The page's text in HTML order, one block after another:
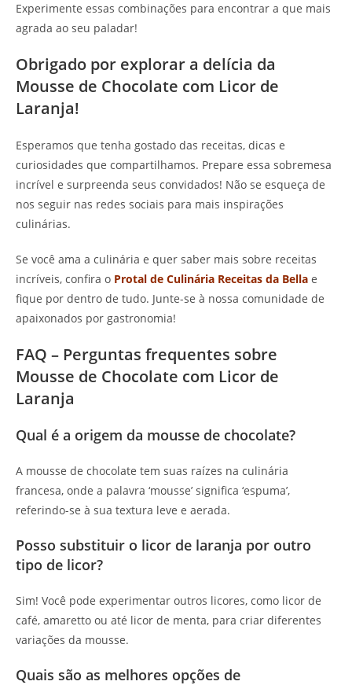
Experimente essas combinações para encontrar a que mais
agrada ao seu paladar!
Obrigado por explorar a delícia da
Mousse de Chocolate com Licor de
Laranja!
Esperamos que tenha gostado das receitas, dicas e
curiosidades que compartilhamos. Prepare essa sobremesa
incrível e surpreenda seus convidados! Não se esqueça de
nos seguir nas redes sociais para mais inspirações
culinárias.
Se você ama a culinária e quer saber mais sobre receitas
incríveis, confira o Protal de Culinária Receitas da Bella e
fique por dentro de tudo. Junte-se à nossa comunidade de
apaixonados por gastronomia!
FAQ – Perguntas frequentes sobre
Mousse de Chocolate com Licor de
Laranja
Qual é a origem da mousse de chocolate?
A mousse de chocolate tem suas raízes na culinária
francesa, onde a palavra ‘mousse’ significa ‘espuma’,
referindo-se à sua textura leve e aerada.
Posso substituir o licor de laranja por outro
tipo de licor?
Sim! Você pode experimentar outros licores, como licor de
café, amaretto ou até licor de menta, para criar diferentes
variações da mousse.
Quais são as melhores opções de